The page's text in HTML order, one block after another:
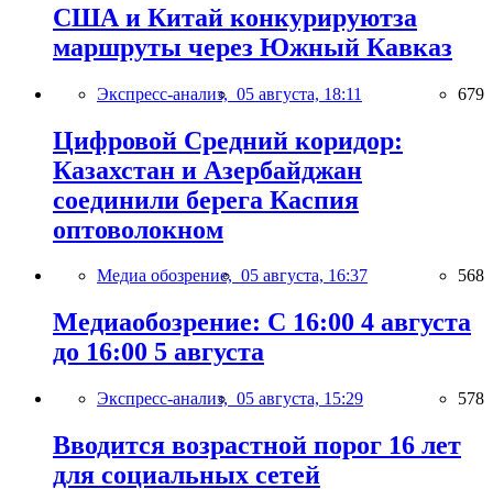
США и Китай конкурируютза
маршруты через Южный Кавказ
Экспресс-анализ, 05 августа, 18:11 679
Цифровой Средний коридор:
Казахстан и Азербайджан
соединили берега Каспия
оптоволокном
Медиа обозрение, 05 августа, 16:37 568
Медиаобозрение: С 16:00 4 августа
до 16:00 5 августа
Экспресс-анализ, 05 августа, 15:29 578
Вводится возрастной порог 16 лет
для социальных сетей